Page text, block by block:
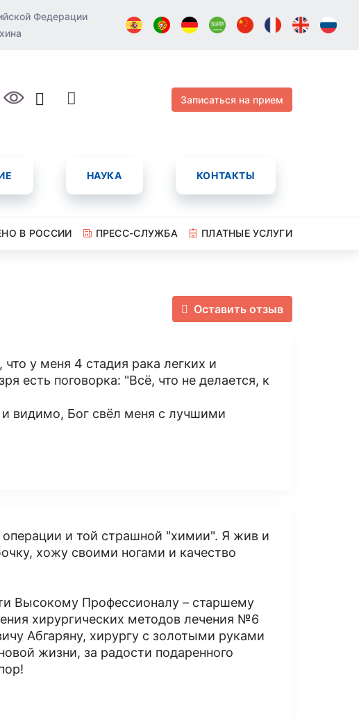
Федерации
Записаться на прием
НАУКА КОНТАКТЫ
В РОССИИ ПРЕСС-СЛУЖБА
ПЛАТНЫЕ УСЛУГИ
Оставить отзыв
у меня 4 стадия рака легких и
есть поговорка: "Всё, что не делается, к
видимо, Бог свёл меня с лучшими
и той страшной "химии". Я жив и
хожу своими ногами и качество
Высокому Профессионалу – старшему
хирургических методов лечения №6
Абгаряну, хирургу с золотыми руками
жизни, за радости подаренного